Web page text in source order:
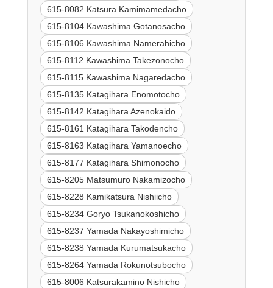
615-8082 Katsura Kamimamedacho
615-8104 Kawashima Gotanosacho
615-8106 Kawashima Namerahicho
615-8112 Kawashima Takezonocho
615-8115 Kawashima Nagaredacho
615-8135 Katagihara Enomotocho
615-8142 Katagihara Azenokaido
615-8161 Katagihara Takodencho
615-8163 Katagihara Yamanoecho
615-8177 Katagihara Shimonocho
615-8205 Matsumuro Nakamizocho
615-8228 Kamikatsura Nishiicho
615-8234 Goryo Tsukanokoshicho
615-8237 Yamada Nakayoshimicho
615-8238 Yamada Kurumatsukacho
615-8264 Yamada Rokunotsubocho
615-8006 Katsurakamino Nishicho